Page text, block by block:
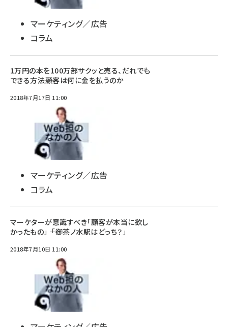
マーケティング／広告
コラム
1万円の本を100万部サクッと売る、だれでも
できる方法――顧客は何に金を払うのか
2018年7月17日 11:00
マーケティング／広告
コラム
マーケターが意識すべき「顧客が本当に欲し
かったもの」 ―― 「御茶ノ水駅はどっち？」
2018年7月10日 11:00